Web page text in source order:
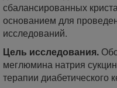
сбалансированных
основанием для
исследований.
Цель исследования.
меглюмина натрия
терапии диабетического